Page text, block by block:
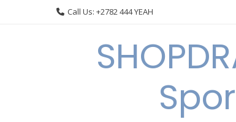
Call Us: +2782 444 YEAH